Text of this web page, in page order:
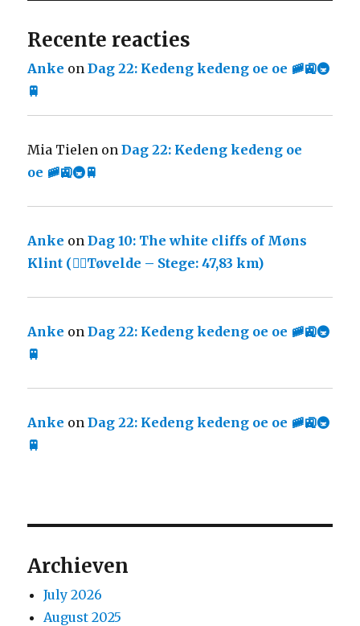
Recente reacties
Anke onDag 22: Kedeng kedeng oe oe 🚞🚉🚇
🚆
Mia Tielen onDag 22: Kedeng kedeng oe
oe 🚞🚉🚇🚆
Anke onDag 10: The white cliffs of Møns
Klint (🚴‍♀️Tøvelde – Stege: 47,83 km)
Anke onDag 22: Kedeng kedeng oe oe 🚞🚉🚇
🚆
Anke onDag 22: Kedeng kedeng oe oe 🚞🚉🚇
🚆
Archieven
July 2026
August 2025